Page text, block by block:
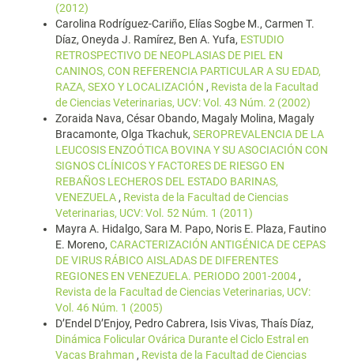
(2012)
Carolina Rodríguez-Cariño, Elías Sogbe M., Carmen T.
Díaz, Oneyda J. Ramírez, Ben A. Yufa, ESTUDIO
RETROSPECTIVO DE NEOPLASIAS DE PIEL EN
CANINOS, CON REFERENCIA PARTICULAR A SU EDAD,
RAZA, SEXO Y LOCALIZACIÓN , Revista de la Facultad
de Ciencias Veterinarias, UCV: Vol. 43 Núm. 2 (2002)
Zoraida Nava, César Obando, Magaly Molina, Magaly
Bracamonte, Olga Tkachuk, SEROPREVALENCIA DE LA
LEUCOSIS ENZOÓTICA BOVINA Y SU ASOCIACIÓN CON
SIGNOS CLÍNICOS Y FACTORES DE RIESGO EN
REBAÑOS LECHEROS DEL ESTADO BARINAS,
VENEZUELA , Revista de la Facultad de Ciencias
Veterinarias, UCV: Vol. 52 Núm. 1 (2011)
Mayra A. Hidalgo, Sara M. Papo, Noris E. Plaza, Fautino
E. Moreno, CARACTERIZACIÓN ANTIGÉNICA DE CEPAS
DE VIRUS RÁBICO AISLADAS DE DIFERENTES
REGIONES EN VENEZUELA. PERIODO 2001-2004 ,
Revista de la Facultad de Ciencias Veterinarias, UCV:
Vol. 46 Núm. 1 (2005)
D’Endel D’Enjoy, Pedro Cabrera, Isis Vivas, Thaís Díaz,
Dinámica Folicular Ovárica Durante el Ciclo Estral en
Vacas Brahman , Revista de la Facultad de Ciencias